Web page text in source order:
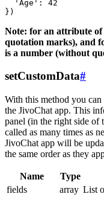
  'Age': 42
Note: for an attribute
quotation marks), and
is a number (without
setCustomData#
With this method you
the JivoChat app. This
panel (in the right side of
called as many times as
JivoChat app will be
the same order as they
Name Type
fields
array List